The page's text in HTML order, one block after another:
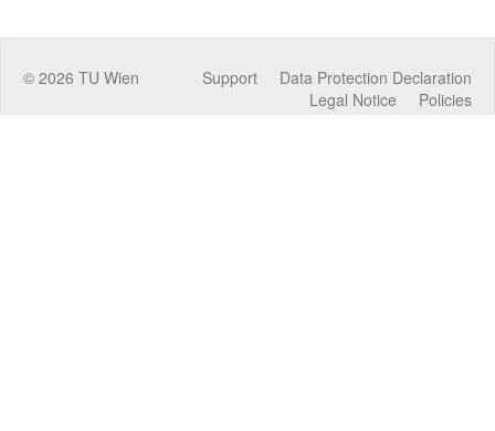
© 2026 TU Wien Data Protection Declaration
Support
Policies
Legal Notice